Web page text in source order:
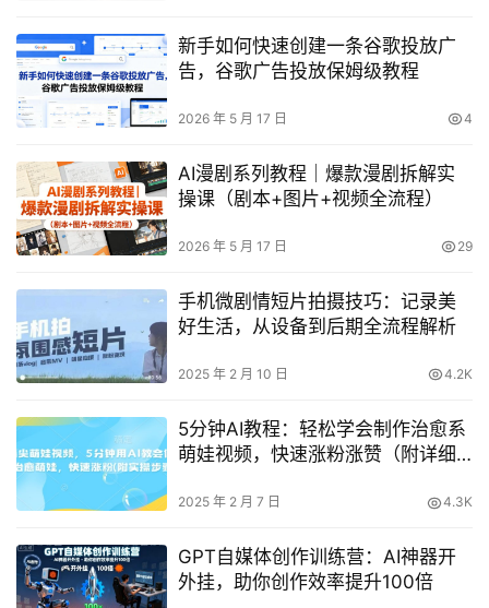
新手如何快速创建一条谷歌投放广
告，谷歌广告投放保姆级教程
2026 年 5 月 17 日 4
AI漫剧系列教程｜爆款漫剧拆解实
操课（剧本+图片+视频全流程）
2026 年 5 月 17 日 29
手机微剧情短片拍摄技巧：记录美
好生活，从设备到后期全流程解析
2025 年 2 月 10 日 4.2K
5分钟AI教程：轻松学会制作治愈系
萌娃视频，快速涨粉涨赞（附详细
2025 年 2 月 7 日 4.3K
GPT自媒体创作训练营：AI神器开
外挂，助你创作效率提升100倍